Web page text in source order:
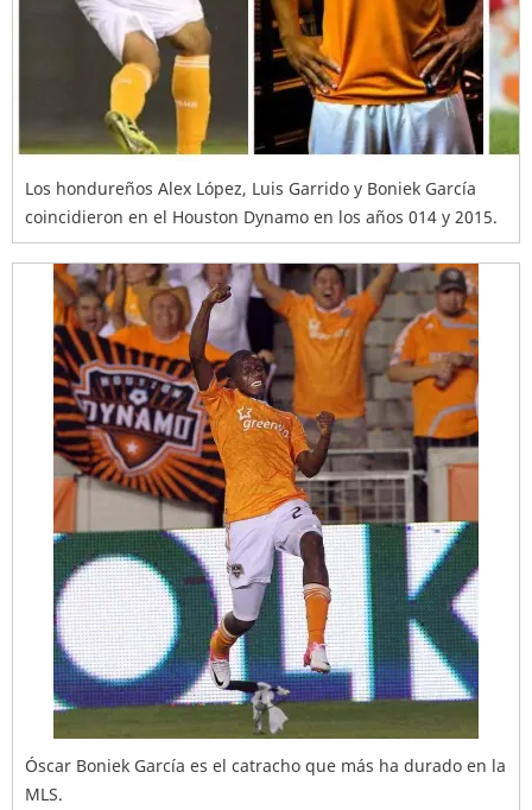
Los hondureños Alex López, Luis Garrido y Boniek García
coincidieron en el Houston Dynamo en los años 014 y 2015.
Óscar Boniek García es el catracho que más ha durado en la
MLS.